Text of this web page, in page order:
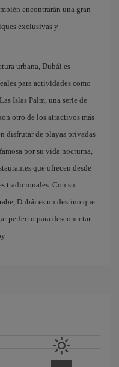
encontrarán una gran
exclusivas y
urbana, Dubái es
para actividades como
Islas Palm, una serie de
otro de los atractivos más
disfrutar de playas privadas
por su vida nocturna,
que ofrecen desde
tradicionales. Con su
Dubái es un destino que
perfecto para desconectar